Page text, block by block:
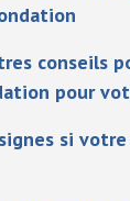
conseils
pour
si